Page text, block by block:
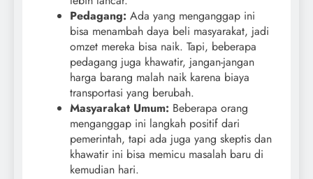
Pedagang: Ada yang menganggap ini
bisa menambah daya beli masyarakat, jadi
omzet mereka bisa naik. Tapi, beberapa
pedagang juga khawatir, jangan-jangan
harga barang malah naik karena biaya
transportasi yang berubah.
Masyarakat Umum: Beberapa orang
menganggap ini langkah positif dari
pemerintah, tapi ada juga yang skeptis dan
khawatir ini bisa memicu masalah baru di
kemudian hari.